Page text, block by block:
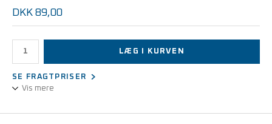
DKK 89,00
LÆG I KURVEN
SE FRAGTPRISER
Vis mere